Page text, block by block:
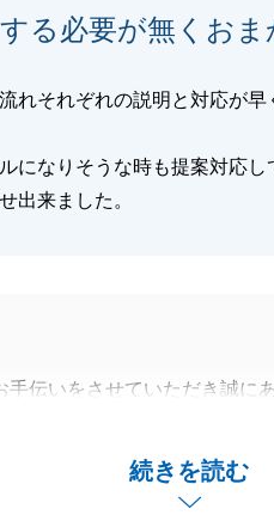
る必要が無くおま
れそれぞれの説明と対応が
ルになりそうな時も提案対応
出来ました。
続きを読む
手伝いをさせていただき誠に
約からご決済まで滞りなく至